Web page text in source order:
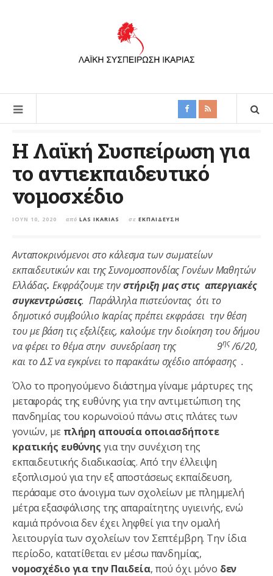
Η Λαϊκή Συσπείρωση για
το αντιεκπαιδευτικό
νομοσχέδιο
ΙΟΎΝ 10, 2020 από LAS IKARIAS σε ΕΚΠΑΊΔΕΥΣΗ
Ανταποκρινόμενοι στο κάλεσμα των σωματείων
εκπαιδευτικών και τηςΣυνομοσπονδίας Γονέων Μαθητών
Ελλάδας. Εκφράζουμε τηνστήριξη μας στις απεργιακές
συγκεντρώσεις. Παράλληλα πιστεύοντας ότι το
δημοτικό συμβούλιο Ικαρίας πρέπει εκφράσει την θέση
του με βάση τις εξελίξεις, καλούμε την διοίκηση του δήμου
να φέρει το θέμα στην συνεδρίαση της 9ης/6/20,
και το Δ.Σ να εγκρίνει το παρακάτω σχέδιο απόφασης .
Όλο το προηγούμενο διάστημα γίναμε μάρτυρες της
μεταφοράς της ευθύνης για την αντιμετώπιση της
πανδημίας του κορωνοϊού πάνω στις πλάτες των
γονιών, με πλήρη απουσία οποιασδήποτε
κρατικής ευθύνης για την συνέχιση της
εκπαιδευτικής διαδικασίας. Από την έλλειψη
εξοπλισμού για την εξ αποστάσεως εκπαίδευση,
περάσαμε στο άνοιγμα των σχολείων με πλημμελή
μέτρα εξασφάλισης της απαραίτητης υγιεινής, ενώ
καμιά πρόνοια δεν έχει ληφθεί για την ομαλή
λειτουργία των σχολείων τον Σεπτέμβρη. Την ίδια
περίοδο, κατατίθεται εν μέσω πανδημίας,
νομοσχέδιο για την Παιδεία, πού όχι μόνο δεν